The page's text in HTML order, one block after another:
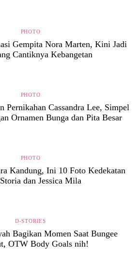
PHOTO
Gempita Nora Marten, Kini Jadi
Cantiknya Kebangetan
PHOTO
Pernikahan Cassandra Lee, Simpel
Ornamen Bunga dan Pita Besar
PHOTO
Kandung, Ini 10 Foto Kedekatan
dan Jessica Mila
D-STORIES
Bagikan Momen Saat Bungee
OTW Body Goals nih!